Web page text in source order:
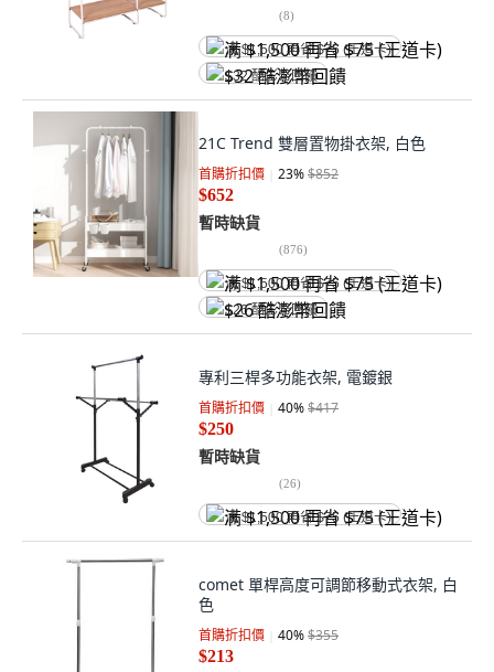
(8)
满 $1,500 再省 $75 (王道卡)
$32 酷澎幣回饋
21C Trend 雙層置物掛衣架, 白色
首購折扣價 23%$852
$652
暫時缺貨
(876)
满 $1,500 再省 $75 (王道卡)
$26 酷澎幣回饋
專利三桿多功能衣架, 電鍍銀
首購折扣價 40%$417
$250
暫時缺貨
(26)
满 $1,500 再省 $75 (王道卡)
comet 單桿高度可調節移動式衣架, 白
色
首購折扣價 40%$355
$213